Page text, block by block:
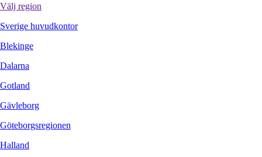
Välj region
Sverige huvudkontor
Blekinge
Dalarna
Gotland
Gävleborg
Göteborgsregionen
Halland